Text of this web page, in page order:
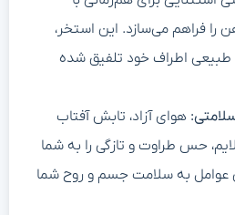
را فراهم می‌سازد. این استخر،
طبیعی اطراف خود تلفیق شده
هوای آزاد، تابش آفتاب
حس طراوت و تازگی را به شما
عوامل به سلامت جسم و روح شما